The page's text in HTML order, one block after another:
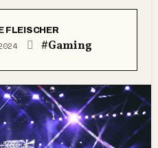
FLEISCHER
#Gaming